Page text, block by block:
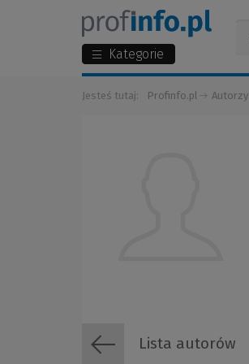
Kategorie
Jesteś tutaj: Profinfo.pl Autorzy
Lista autorów